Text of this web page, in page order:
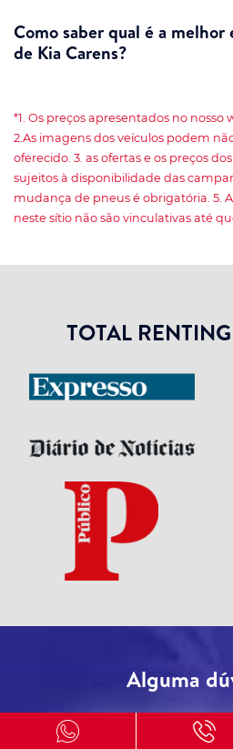
Como saber qual é a
de Kia Carens?
*1. Os preços apresentados no nosso
2.As imagens dos veículos podem
oferecido. 3. as ofertas e os preços
sujeitos à disponibilidade das
mudança de pneus é obrigatória. 5.
neste sítio não são vinculativas até
TOTAL
Alguma